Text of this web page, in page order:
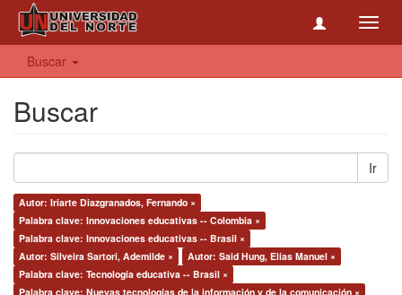
Buscar
Buscar
Ir
Autor: Iriarte Diazgranados, Fernando ×
Palabra clave: Innovaciones educativas -- Colombia ×
Palabra clave: Innovaciones educativas -- Brasil ×
Autor: Silveira Sartori, Ademilde ×
Autor: Said Hung, Elías Manuel ×
Palabra clave: Tecnología educativa -- Brasil ×
Palabra clave: Nuevas tecnologías de la información y de la comunicación ×